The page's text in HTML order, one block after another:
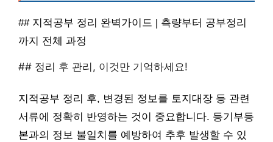
## 지적공부 정리 완벽가이드 | 측량부터 공부정리
까지 전체 과정
## 정리 후 관리, 이것만 기억하세요!
지적공부 정리 후, 변경된 정보를 토지대장 등 관련
서류에 정확히 반영하는 것이 중요합니다. 등기부등
본과의 정보 불일치를 예방하여 추후 발생할 수 있